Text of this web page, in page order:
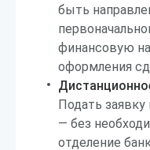
быть
финансовую
оформления
Подать
— без
отделение